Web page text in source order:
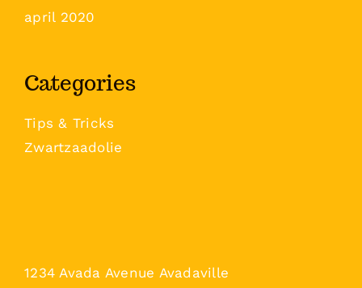
april 2020
Categories
Tips & Tricks
Zwartzaadolie
1234 Avada Avenue Avadaville